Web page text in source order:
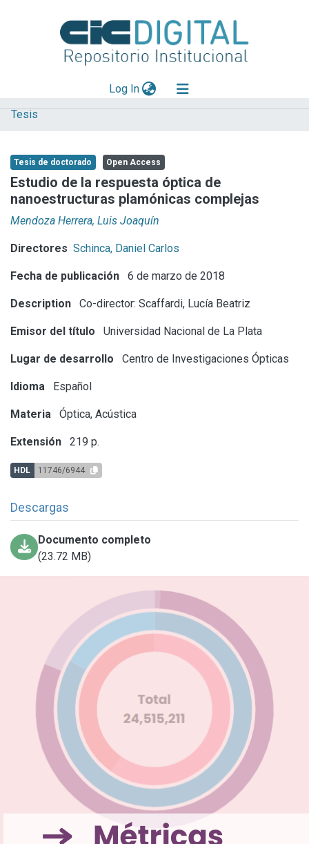
Log In(current)
Explorar
Aportar material
Statistics
Tesis
Tesis de doctorado Open Access
Estudio de la respuesta óptica de
nanoestructuras plamónicas complejas
Mendoza Herrera, Luis Joaquín
Directores Schinca, Daniel Carlos
Fecha de publicación 6 de marzo de 2018
Description Co-director: Scaffardi, Lucía Beatriz
Emisor del título Universidad Nacional de La Plata
Lugar de desarrollo Centro de Investigaciones Ópticas
Idioma Español
Materia Óptica, Acústica
Extensión 219 p.
HDL 11746/6944
Descargas
Documento completo
(23.72 MB)